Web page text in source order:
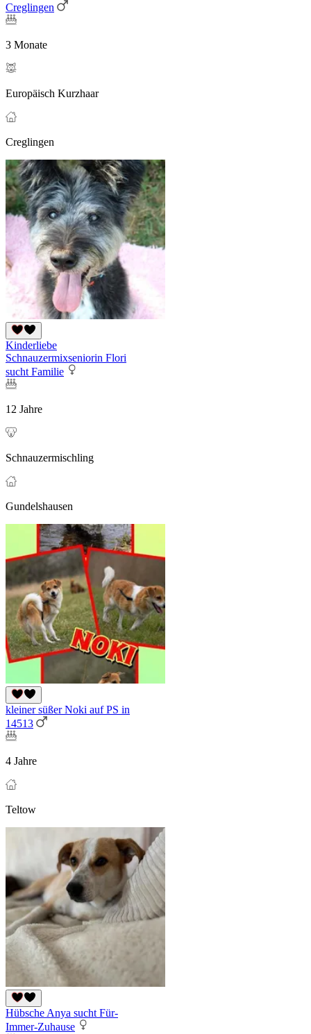
Creglingen
3 Monate
Europäisch Kurzhaar
Creglingen
Kinderliebe
Schnauzermixseniorin Flori
sucht Familie
12 Jahre
Schnauzermischling
Gundelshausen
kleiner süßer Noki auf PS in
14513
4 Jahre
Teltow
Hübsche Anya sucht Für-
Immer-Zuhause